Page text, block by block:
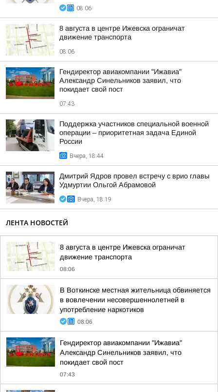
08:06
8 августа в центре Ижевска ограничат
движение транспорта
08:06
Гендиректор авиакомпании "Ижавиа"
Александр Синельников заявил, что
покидает свой пост
07:43
Поддержка участников специальной военной
операции – приоритетная задача Единой
России
Вчера, 18:44
Дмитрий Ядров провел встречу с врио главы
Удмуртии Ольгой Абрамовой
Вчера, 18:19
ЛЕНТА НОВОСТЕЙ
8 августа в центре Ижевска ограничат
движение транспорта
08:06
В Воткинске местная жительница обвиняется
в вовлечении несовершеннолетней в
употребление наркотиков
08:06
Гендиректор авиакомпании "Ижавиа"
Александр Синельников заявил, что
покидает свой пост
07:43